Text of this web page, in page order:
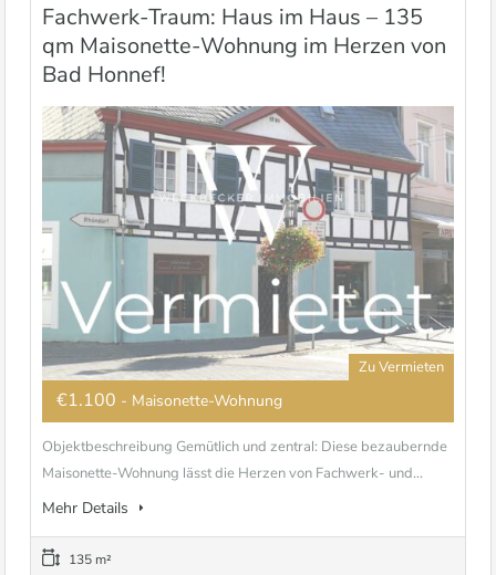
Fachwerk-Traum: Haus im Haus – 135
qm Maisonette-Wohnung im Herzen von
Bad Honnef!
Zu Vermieten
€1.100 - Maisonette-Wohnung
Objektbeschreibung Gemütlich und zentral: Diese bezaubernde
Maisonette-Wohnung lässt die Herzen von Fachwerk- und...
Mehr Details
135 m²